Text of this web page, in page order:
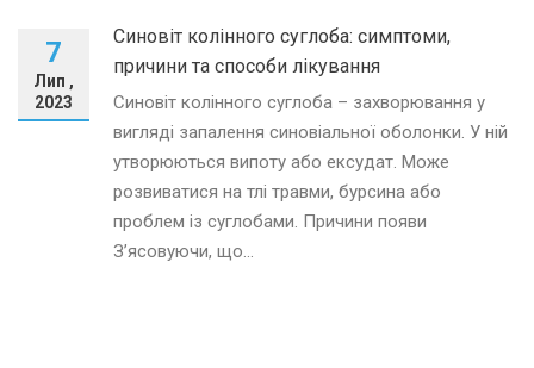
7
Лип ,
2023
Синовіт колінного суглоба: симптоми,
причини та способи лікування
Синовіт колінного суглоба – захворювання у
вигляді запалення синовіальної оболонки. У ній
утворюються випоту або ексудат. Може
розвиватися на тлі травми, бурсина або
проблем із суглобами. Причини появи
З’ясовуючи, що...